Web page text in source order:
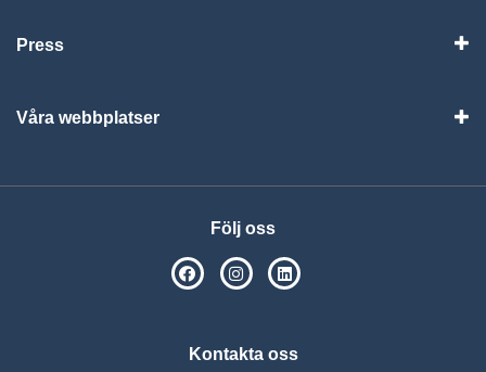
Press
Våra webbplatser
Följ oss
SPSM på Facebook
SPSM på Instagram
Kontakta oss